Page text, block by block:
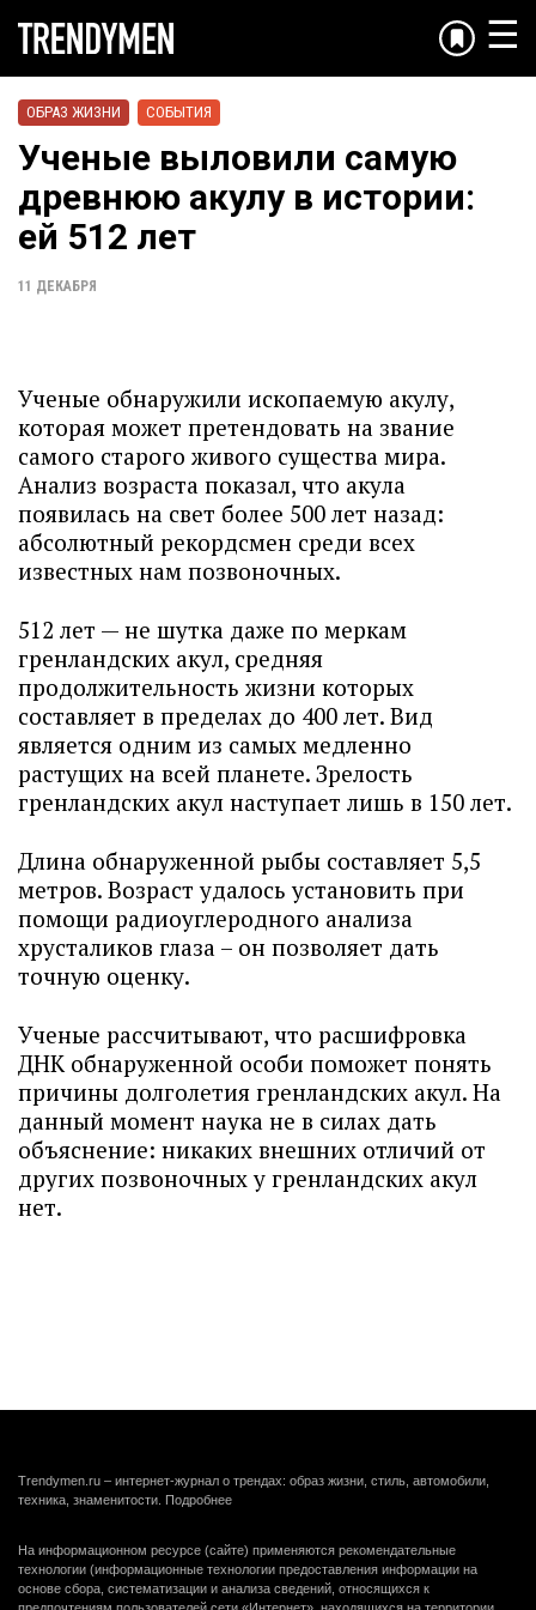
☰
ОБРАЗ ЖИЗНИ СОБЫТИЯ
Ученые выловили самую
древнюю акулу в истории:
ей 512 лет
11 ДЕКАБРЯ
Ученые обнаружили ископаемую акулу,
которая может претендовать на звание
самого старого живого существа мира.
Анализ возраста показал, что акула
появилась на свет более 500 лет назад:
абсолютный рекордсмен среди всех
известных нам позвоночных.
512 лет — не шутка даже по меркам
гренландских акул, средняя
продолжительность жизни которых
составляет в пределах до 400 лет. Вид
является одним из самых медленно
растущих на всей планете. Зрелость
гренландских акул наступает лишь в 150 лет.
Длина обнаруженной рыбы составляет 5,5
метров. Возраст удалось установить при
помощи радиоуглеродного анализа
хрусталиков глаза – он позволяет дать
точную оценку.
Ученые рассчитывают, что расшифровка
ДНК обнаруженной особи поможет понять
причины долголетия гренландских акул. На
данный момент наука не в силах дать
объяснение: никаких внешних отличий от
других позвоночных у гренландских акул
нет.
Trendymen.ru – интернет-журнал о трендах: образ жизни, стиль, автомобили,
техника, знаменитости. Подробнее
На информационном ресурсе (сайте) применяются рекомендательные
технологии (информационные технологии предоставления информации на
основе сбора, систематизации и анализа сведений, относящихся к